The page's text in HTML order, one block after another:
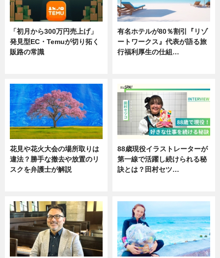
「初月から300万円売上げ」
発見型EC・Temuが切り拓く
販路の常識
有名ホテルが80％割引『リゾ
ートワークス』代表が語る旅
行福利厚生の仕組…
花見や花火大会の場所取りは
違法？勝手な撤去や放置のリ
スクを弁護士が解説
88歳現役イラストレーターが
第一線で活躍し続けられる秘
訣とは？田村セツ…